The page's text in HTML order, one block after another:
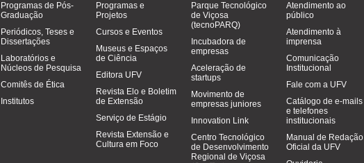
Programas de Pós-
Graduação
Periódicos, Teses e
Dissertações
Laboratórios e
Núcleos de Pesquisa
Comitês de Ética
Institutos
Programas e
Projetos
Cursos e Eventos
Museus e Espaços
de Ciência
Editora UFV
Revista Elo e Boletim
de Extensão
Serviço de Estágio
Revista Extensão e
Cultura em Foco
Parque Tecnológico
de Viçosa
(tecnoPARQ)
Incubadora de
empresas
Aceleração de
startups
Movimento de
empresas juniores
Innovation Link
Centro Tecnológico
de Desenvolvimento
Regional de Viçosa
Atendimento ao
público
Atendimento à
imprensa
Comunicação
Institucional
Fale com a UFV
Catálogo de e-mails
e telefones
institucionais
Manual de Redação
Oficial da UFV